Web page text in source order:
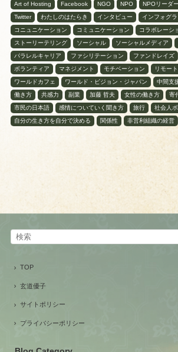
Art of Hosting Facebook NGO NPO NPOリーダー
Twitter
わたしのはたらき インタビュー
インフォグ
コニュニケーション
コミュニケーション
コラボレーシ
ストーリーテリング
ソーシャル ソーシャルメディア
パラレルキャリア
ファシリテーション ファンドレイズ
ボランティア
マネジメント モチベーション リモー
ワールドカフェ
ワールド・ビジョン・ジャパン 中間支
働き方
共感力 副業 加藤 哲夫 女性の働き方 寄
市民の日本語
感情についていく聞き方 旅行
社会人
自分の生き方を自分で決める
関係性 非営利組織の経営
TOP
玄道優子
サイトポリシー
プライバシーポリシー